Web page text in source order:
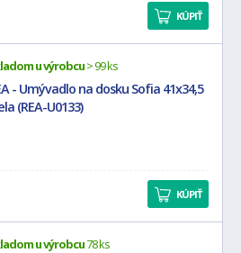
KÚPIŤ
u výrobcu> 99 ks
- Umývadlo na dosku Sofia 41x34,5
(REA-U0133)
KÚPIŤ
u výrobcu78 ks